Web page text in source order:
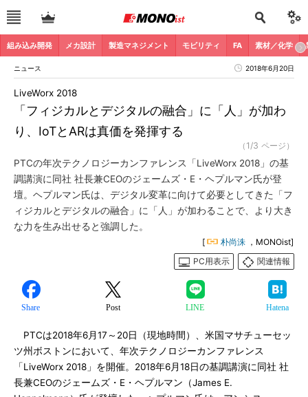
組み込み開発 メカ設計 製造マネジメント モビリティ FA 素材／化学
ニュース 2018年6月20日
「フィジカルとデジタルの融合」に「人」が加わ
り、IoTとARは真価を発揮する
LiveWorx 2018
（1/3 ページ）
PTCの年次テクノロジーカンファレンス「LiveWorx 2018」の基
調講演に同社 社長兼CEOのジェームズ・E・ヘプルマン氏が登
壇。ヘプルマン氏は、デジタル変革に向けて必要としてきた「フ
ィジカルとデジタルの融合」に「人」が加わることで、より大き
な力を生み出せると強調した。
[ 朴尚洙 ，MONOist]
PC用表示
関連情報
Share Post LINE Hatena
PTCは2018年6月17～20日（現地時間）、米国マサチューセッ
ツ州ボストンにおいて、年次テクノロジーカンファレンス
「LiveWorx 2018」を開催。2018年6月18日の基調講演に同社 社
長兼CEOのジェームズ・E・ヘプルマン（James E.